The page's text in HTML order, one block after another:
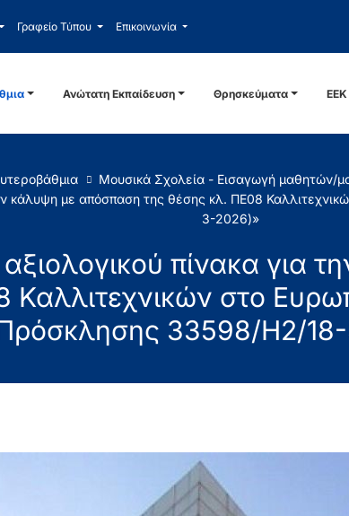
Γραφείο Τύπου Επικοινωνία
Ανώτατη Εκπαίδευση Θρησκεύματα
Μουσικά Σχολεία - Εισαγωγή μαθητών/
κάλυψη με απόσπαση της θέσης κλ. ΠΕ08
3-2026)»
πίνακα για
στο
33598/Η2/